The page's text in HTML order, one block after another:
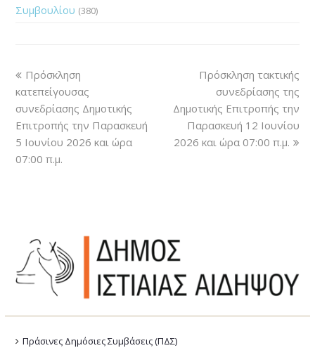
Συμβουλίου (380)
Πρόσκληση
κατεπείγουσας
συνεδρίασης Δημοτικής
Επιτροπής την Παρασκευή
5 Ιουνίου 2026 και ώρα
07:00 π.μ.
Πρόσκληση τακτικής
συνεδρίασης της
Δημοτικής Επιτροπής την
Παρασκευή 12 Ιουνίου
2026 και ώρα 07:00 π.μ.
Πράσινες Δημόσιες Συμβάσεις (ΠΔΣ)